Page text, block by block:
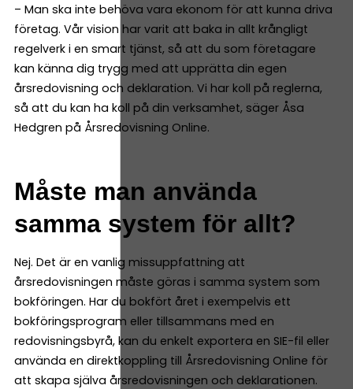
– Man ska inte behöva vara ekonom för att kunna driva
företag. Vår vision har varit att baka in allt krångligt
regelverk i en smart tjänst, så att du som företagare
kan känna dig trygg med att upprätta din egen
årsredovisning och deklaration. Vi har koll på reglerna,
så att du kan ha koll på din verksamhet, säger Åsa
Hedgren på Årsredovisning Online.
Måste man använda
samma system för allt?
Nej. Det är en vanlig missuppfattning att
årsredovisningen måste göras i samma system som
bokföringen. Har du bokfört året i exempelvis ett
bokföringsprogram eller tillsammans med en
redovisningsbyrå, kan du enkelt exportera en SIE-fil eller
använda en direktkoppling till Årsredovisning Online för
att skapa själva årsredovisningen och deklarationen.